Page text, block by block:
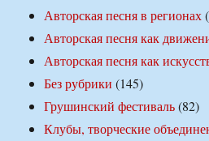
Авторская песня в регионах
Авторская песня как
Авторская песня как
Без рубрики (145)
Грушинский фестиваль(82)
Клубы, творческие